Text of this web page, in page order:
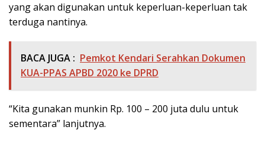
yang akan digunakan untuk keperluan-keperluan tak
terduga nantinya.
BACA JUGA : Pemkot Kendari Serahkan Dokumen
KUA-PPAS APBD 2020 ke DPRD
“Kita gunakan munkin Rp. 100 – 200 juta dulu untuk
sementara” lanjutnya.